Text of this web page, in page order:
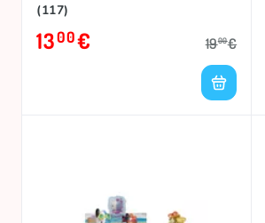
(117)
1300€ 1900€